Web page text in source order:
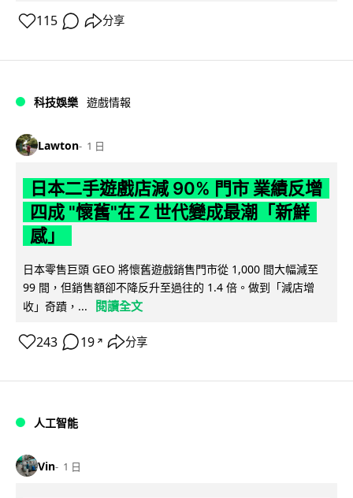
115 分享
科技娛樂 遊戲情報
Lawton 1 日
日本二手遊戲店減 90% 門市 業績反增
四成 "懷舊"在 Z 世代變成最潮「新鮮
感」
日本零售巨頭 GEO 將懷舊遊戲銷售門市從 1,000 間大幅減至
99 間，但銷售額卻不降反升至過往的 1.4 倍。做到「減店增
收」奇蹟，...
閱讀全文
243 19 ↗ 分享
人工智能
Vin 1 日